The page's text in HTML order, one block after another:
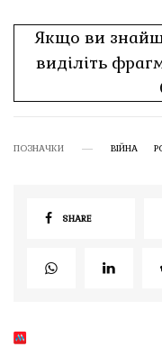
Якщо ви
виділіть
ПОЗНАЧКИ ВІЙНА
SHARE